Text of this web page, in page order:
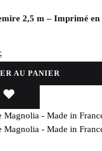
2,5 m – Imprimé en
AU PANIER